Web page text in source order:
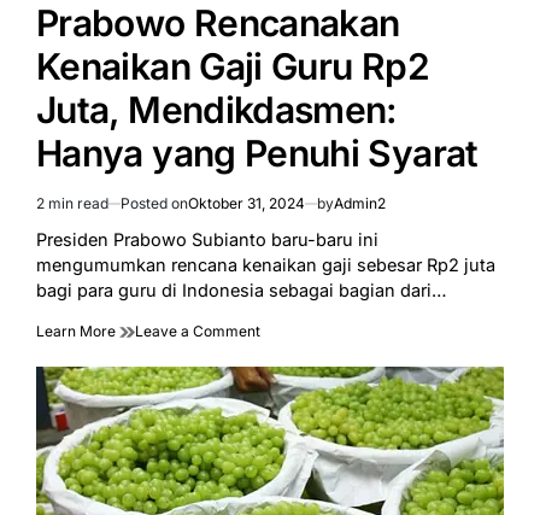
Prabowo Rencanakan
Kenaikan Gaji Guru Rp2
Juta, Mendikdasmen:
Hanya yang Penuhi Syarat
Estimated
read
2 min read Posted onOktober 31, 2024 byAdmin2
Presiden Prabowo Subianto baru-baru ini
mengumumkan rencana kenaikan gaji sebesar Rp2 juta
bagi para guru di Indonesia sebagai bagian dari…
Learn More Leave a Commenton
Rencanakan
Kenaikan
Gaji
Guru
Rp2
Juta,
Mendikdasmen: